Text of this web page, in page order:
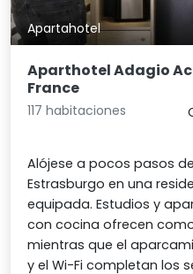
Apartahotel
Aparthotel Adagio
France
117 habitaciones
Alójese a pocos pasos
Estrasburgo en una
equipada. Estudios y
con cocina ofrecen
mientras que el
y el Wi-Fi completan los